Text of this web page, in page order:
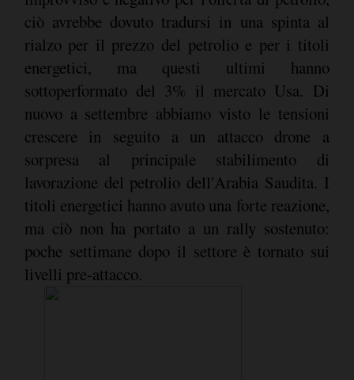
ciò avrebbe dovuto tradursi in una spinta al
rialzo per il prezzo del petrolio e per i titoli
energetici, ma questi ultimi hanno
sottoperformato del 3% il mercato Usa. Di
nuovo a settembre abbiamo visto le tensioni
crescere in seguito a un attacco drone a
sorpresa al principale stabilimento di
lavorazione del petrolio dell'Arabia Saudita. I
titoli energetici hanno avuto una forte reazione,
ma ciò non ha portato a un rally sostenuto:
poche settimane dopo il settore è tornato sui
livelli pre-attacco.